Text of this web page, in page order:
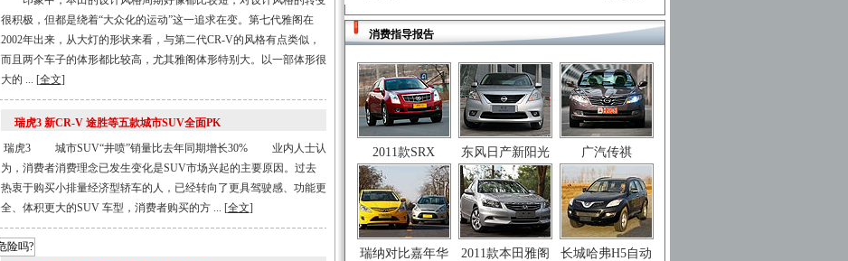
很积极，但都是绕着“大众化的运动”这一追求在变。第七代雅阁在
2002年出来，从大灯的形状来看，与第二代CR-V的风格有点类似，
而且两个车子的体形都比较高，尤其雅阁体形特别大。以一部体形很
大的 ... [全文]
瑞虎3 新CR-V 途胜等五款城市SUV全面PK
瑞虎3 城市SUV“井喷”销量比去年同期增长30% 业内人士认
为，消费者消费理念已发生变化是SUV市场兴起的主要原因。过去
热衷于购买小排量经济型轿车的人，已经转向了更具驾驶感、功能更
全、体积更大的SUV 车型，消费者购买的方 ... [全文]
消费指导报告
2011款SRX 东风日产新阳光 广汽传祺
瑞纳对比嘉年华 2011款本田雅阁 长城哈弗H5自动